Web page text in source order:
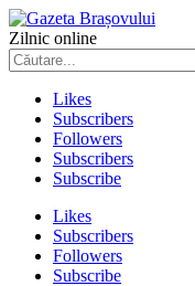
Zilnic online
Likes
Subscribers
Followers
Subscribers
Subscribe
Likes
Subscribers
Followers
Subscribe